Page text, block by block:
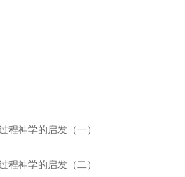
程神学的启发（一）
程神学的启发（二）